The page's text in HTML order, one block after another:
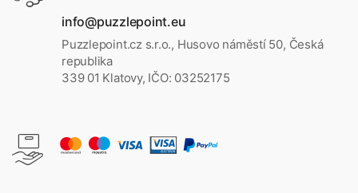
info@puzzlepoint.eu
Puzzlepoint.cz s.r.o., Husovo náměstí 50, Česká
republika
339 01 Klatovy, IČO: 03252175